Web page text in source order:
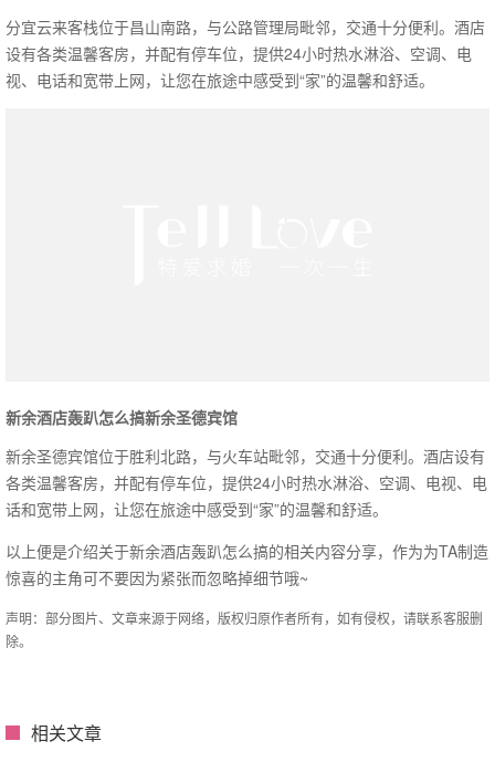
分宜云来客栈位于昌山南路，与公路管理局毗邻，交通十分便利。酒店
设有各类温馨客房，并配有停车位，提供24小时热水淋浴、空调、电
视、电话和宽带上网，让您在旅途中感受到“家”的温馨和舒适。
新余酒店轰趴怎么搞新余圣德宾馆
新余圣德宾馆位于胜利北路，与火车站毗邻，交通十分便利。酒店设有
各类温馨客房，并配有停车位，提供24小时热水淋浴、空调、电视、电
话和宽带上网，让您在旅途中感受到“家”的温馨和舒适。
以上便是介绍关于新余酒店轰趴怎么搞的相关内容分享，作为为TA制造
惊喜的主角可不要因为紧张而忽略掉细节哦~
声明：部分图片、文章来源于网络，版权归原作者所有，如有侵权，请联系客服删
除。
相关文章